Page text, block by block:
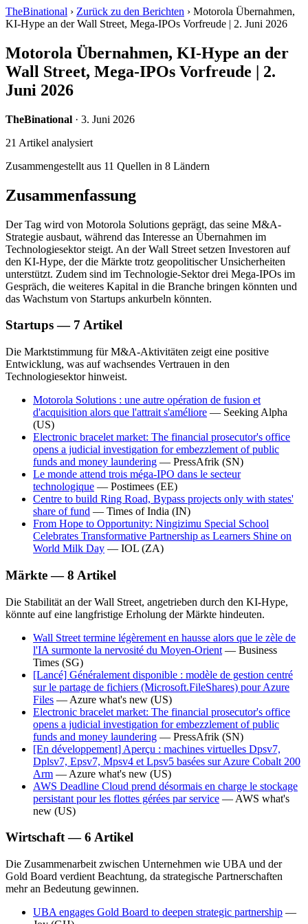
TheBinational › Zurück zu den Berichten › Motorola Übernahmen,
KI-Hype an der Wall Street, Mega-IPOs Vorfreude | 2. Juni 2026
Motorola Übernahmen, KI-Hype an der
Wall Street, Mega-IPOs Vorfreude | 2.
Juni 2026
TheBinational · 3. Juni 2026
21 Artikel analysiert
Zusammengestellt aus 11 Quellen in 8 Ländern
Zusammenfassung
Der Tag wird von Motorola Solutions geprägt, das seine M&A-
Strategie ausbaut, während das Interesse an Übernahmen im
Technologiesektor steigt. An der Wall Street setzen Investoren auf
den KI-Hype, der die Märkte trotz geopolitischer Unsicherheiten
unterstützt. Zudem sind im Technologie-Sektor drei Mega-IPOs im
Gespräch, die weiteres Kapital in die Branche bringen könnten und
das Wachstum von Startups ankurbeln könnten.
Startups — 7 Artikel
Die Marktstimmung für M&A-Aktivitäten zeigt eine positive
Entwicklung, was auf wachsendes Vertrauen in den
Technologiesektor hinweist.
Motorola Solutions : une autre opération de fusion et
d'acquisition alors que l'attrait s'améliore — Seeking Alpha
(US)
Electronic bracelet market: The financial prosecutor's office
opens a judicial investigation for embezzlement of public
funds and money laundering — PressAfrik (SN)
Le monde attend trois méga-IPO dans le secteur
technologique — Postimees (EE)
Centre to build Ring Road, Bypass projects only with states'
share of fund — Times of India (IN)
From Hope to Opportunity: Ningizimu Special School
Celebrates Transformative Partnership as Learners Shine on
World Milk Day — IOL (ZA)
Märkte — 8 Artikel
Die Stabilität an der Wall Street, angetrieben durch den KI-Hype,
könnte auf eine langfristige Erholung der Märkte hindeuten.
Wall Street termine légèrement en hausse alors que le zèle de
l'IA surmonte la nervosité du Moyen-Orient — Business
Times (SG)
[Lancé] Généralement disponible : modèle de gestion centré
sur le partage de fichiers (Microsoft.FileShares) pour Azure
Files — Azure what's new (US)
Electronic bracelet market: The financial prosecutor's office
opens a judicial investigation for embezzlement of public
funds and money laundering — PressAfrik (SN)
[En développement] Aperçu : machines virtuelles Dpsv7,
Dplsv7, Epsv7, Mpsv4 et Lpsv5 basées sur Azure Cobalt 200
Arm — Azure what's new (US)
AWS Deadline Cloud prend désormais en charge le stockage
persistant pour les flottes gérées par service — AWS what's
new (US)
Wirtschaft — 6 Artikel
Die Zusammenarbeit zwischen Unternehmen wie UBA und der
Gold Board verdient Beachtung, da strategische Partnerschaften
mehr an Bedeutung gewinnen.
UBA engages Gold Board to deepen strategic partnership —